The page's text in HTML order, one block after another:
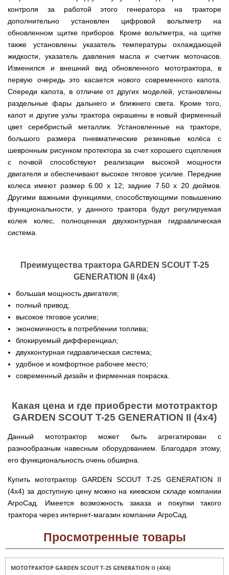
контроля за работой этого генератора на тракторе
дополнительно установлен цифровой вольтметр на
обновленном щитке приборов. Кроме вольтметра, на щитке
также установлены указатель температуры охлаждающей
жидкости, указатель давления масла и счетчик моточасов.
Изменился и внешний вид обновленного мототрактора, в
первую очередь это касается нового современного капота.
Спереди капота, в отличие от других моделей, установлены
раздельные фары дальнего и ближнего света. Кроме того,
капот и другие узлы трактора окрашены в новый фирменный
цвет серебристый металлик. Установленные на тракторе,
большого размера пневматические резиновые колёса с
шевронным рисунком протектора за счет хорошего сцепления
с почвой способствуют реализации высокой мощности
двигателя и обеспечивают высокое тяговое усилие. Передние
колеса имеют размер 6.00 х 12; задние 7.50 х 20 дюймов.
Другими важными функциями, способствующими повышению
функциональности, у данного трактора будут регулируемая
колея колес, полноценная двухконтурная гидравлическая
система.
Преимущества трактора GARDEN SCOUT T-25
GENERATION II (4х4)
большая мощность двигателя;
полный привод;
высокое тяговое усилие;
экономичность в потреблении топлива;
блокируемый дифференциал;
двухконтурная гидравлическая система;
удобное и комфортное рабочее место;
современный дизайн и фирменная покраска.
Какая цена и где приобрести мототрактор
GARDEN SCOUT T-25 GENERATION II (4х4)
Данный мототрактор может быть агрегатирован с
разнообразным навесным оборудованием. Благодаря этому,
его функциональность очень обширна.
Купить мототрактор GARDEN SCOUT T-25 GENERATION II
(4х4) за доступную цену можно на киевском складе компании
АгроСад. Имеется возможность заказа и покупки такого
трактора через интернет-магазин компании АгроСад.
Просмотренные товары
МОТОТРАКТОР GARDEN SCOUT T-25 GENERATION II (4X4)
сухими
ТЭНами
и
уменьшенным
Бойлеры
EWT
Runde
DRY
V
Вертикальный
цилиндрический
водонагреватель
с
двумя
сухими
ТЭНами
и
диаметром
Бойлеры
EWT
Clima
Runde
цилиндрический
водонагреватель
сухими
ТЭНами
EWT
Clima
H
Горизонтальный
цилиндрический
водонагреватель
ТЭНом
Бойлеры
Clima
Runde
V
цилиндрический
водонагреватель
с
мокрым
ТЭНом
регулятором
EWT
переоборудования
мотоблока
в
мототрактор
Бороны
дисковые,
роторные
зубовые
бороны
мотоблока
Грабли
мотоблока
Культиваторы
для
мотоблока
КРН
КПС
для
и
сплошной
Мульчирователи
Опрыскиватели
для
мотоблоков
для
мотоблоков
НАВЕСНОЙ
ПОГРУЗЧИК
Грабли
ворошилки
на
мототрактор
Измельчитель
веток
для
трактора,
минитрактора,
мототрактора
для
мототрактора
Лопата
отвал
для
мототрактора
мототрактору
(переходник
1
точки
3)
Опрыскиватели
для
трактора,
Разбрасыватель
удобрений
трактора,
мототрактора
для
мототрактора
Чеснококопалка
для
мототрактора,
трактора,
Hyundai
Электрические
цепные
пилы,
электропилы
AL-
KO
Электрические
пилы,
электропилы
Hyundai
Электрические
цепные
электропилы
Iron
Angel
Электрические
цепные
электропилы
Vitals
электропилы
Ручной
для
культивации
KO
Снегоуборщики
Weima
Снегоуборщики
HYUNDAI
Снегоуборщики
STIGA
МАРТЕН
Твердотопливные
котлы
Твердотопливные
котлы
душ
дачи,
душевая
кабинка
Шампура
Электрокультиваторы IRON
ANGEL
Электрокультиваторы
Konner&Sohnen
Hyundai
Электрокультиваторы
Электрокультиваторы
Scheppach
Электросамокат
SPARK
KICKSCOOTER
10"
36V
15AH
ам2
мотор
(Синий)